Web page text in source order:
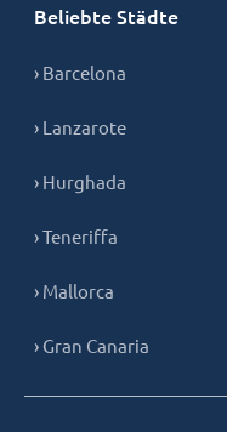
Beliebte Städte
› Barcelona
› Lanzarote
› Hurghada
› Teneriffa
› Mallorca
› Gran Canaria